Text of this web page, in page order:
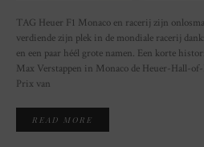
TAG Heuer F1 Monaco en racerij zijn
verdiende zijn plek in de mondiale racerij
en een paar héél grote namen. Een korte
Max Verstappen in Monaco de Heuer-Hall-
Prix van
READ MORE